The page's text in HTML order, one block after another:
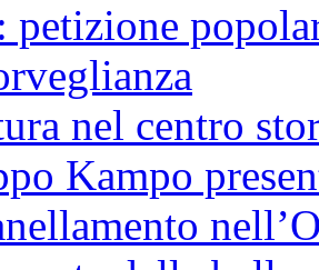
nel centro
Kampo